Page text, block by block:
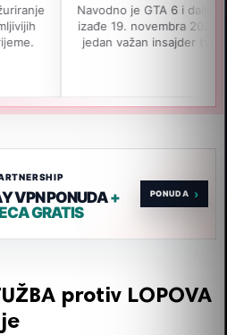
Navodno je GTA 6 i dalje na putu da
izađe 19. novembra 2026. godine, a
jedan važan insajder tvrdi da je j...
VPN PONUDA+
GRATIS
›
protiv LOPOVA